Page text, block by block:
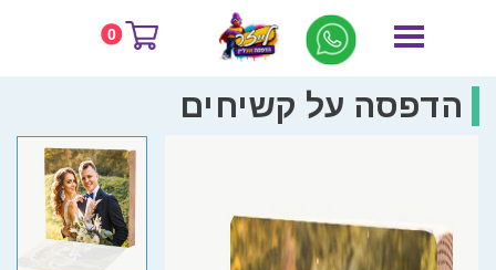
0
הדפסה על קשיחים